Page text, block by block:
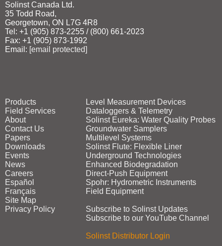
Solinst Canada Ltd.
35 Todd Road,
Georgetown, ON L7G 4R8
Tel: +1 (905) 873‑2255 / (800) 661‑2023
Fax: +1 (905) 873‑1992
Email: [email protected]
Products
Field Services
About
Contact Us
Papers
Downloads
Events
News
Careers
Español
Français
Site Map
Privacy Policy
Level Measurement Devices
Dataloggers & Telemetry
Solinst Eureka: Water Quality Probes
Groundwater Samplers
Multilevel Systems
Solinst Flute: Flexible Liner
Underground Technologies
Enhanced Biodegradation
Direct‑Push Equipment
Spohr: Hydrometric Instruments
Field Equipment
Subscribe to Solinst Updates
Subscribe to our YouTube Channel
Solinst Distributor Login